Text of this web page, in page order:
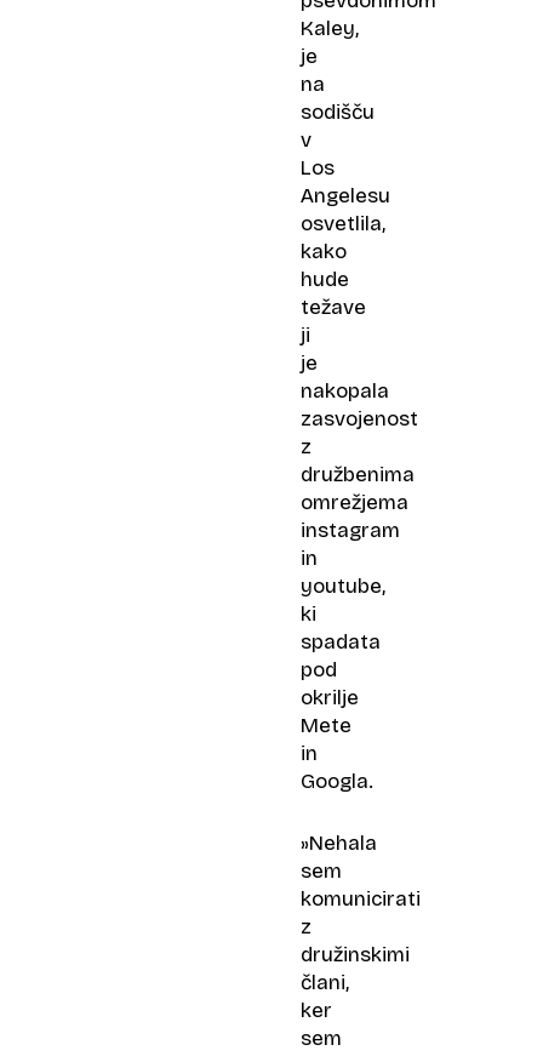
Kaley,
je
na
sodišču
v
Los
Angelesu
osvetlila,
kako
hude
težave
ji
je
nakopala
zasvojenost
z
družbenima
omrežjema
instagram
in
youtube,
ki
spadata
pod
okrilje
Mete
in
Googla.
»Nehala
sem
komunicirati
z
družinskimi
člani,
ker
sem